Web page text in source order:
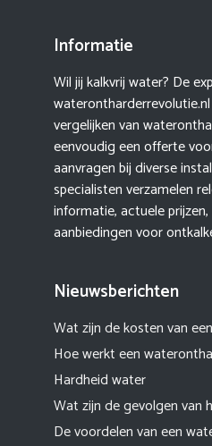
Informatie
Wil jij kalkvrij water? De
vergelijken van
eenvoudig een offerte
aanvragen bij diverse
specialisten verzamelen
informatie, actuele
aanbiedingen voor
Nieuwsberichten
Wat zijn de kosten van
Hoe werkt een
Hardheid water
Wat zijn de gevolgen van
De voordelen van een